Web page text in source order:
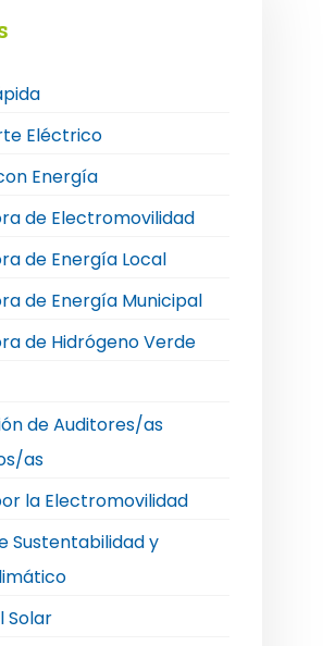
Eléctrico
Energía
de Electromovilidad
de Energía Local
de Energía Municipal
de Hidrógeno Verde
de Auditores/as
as
la Electromovilidad
Sustentabilidad y
Solar